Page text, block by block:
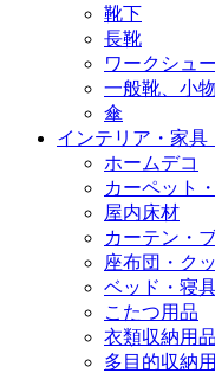
靴下
長靴
ワークシュ
一般靴、小物
傘
インテリア・家具
ホームデコ
カーペット
屋内床材
カーテン・
座布団・ク
ベッド・寝
こたつ用品
衣類収納用品
多目的収納